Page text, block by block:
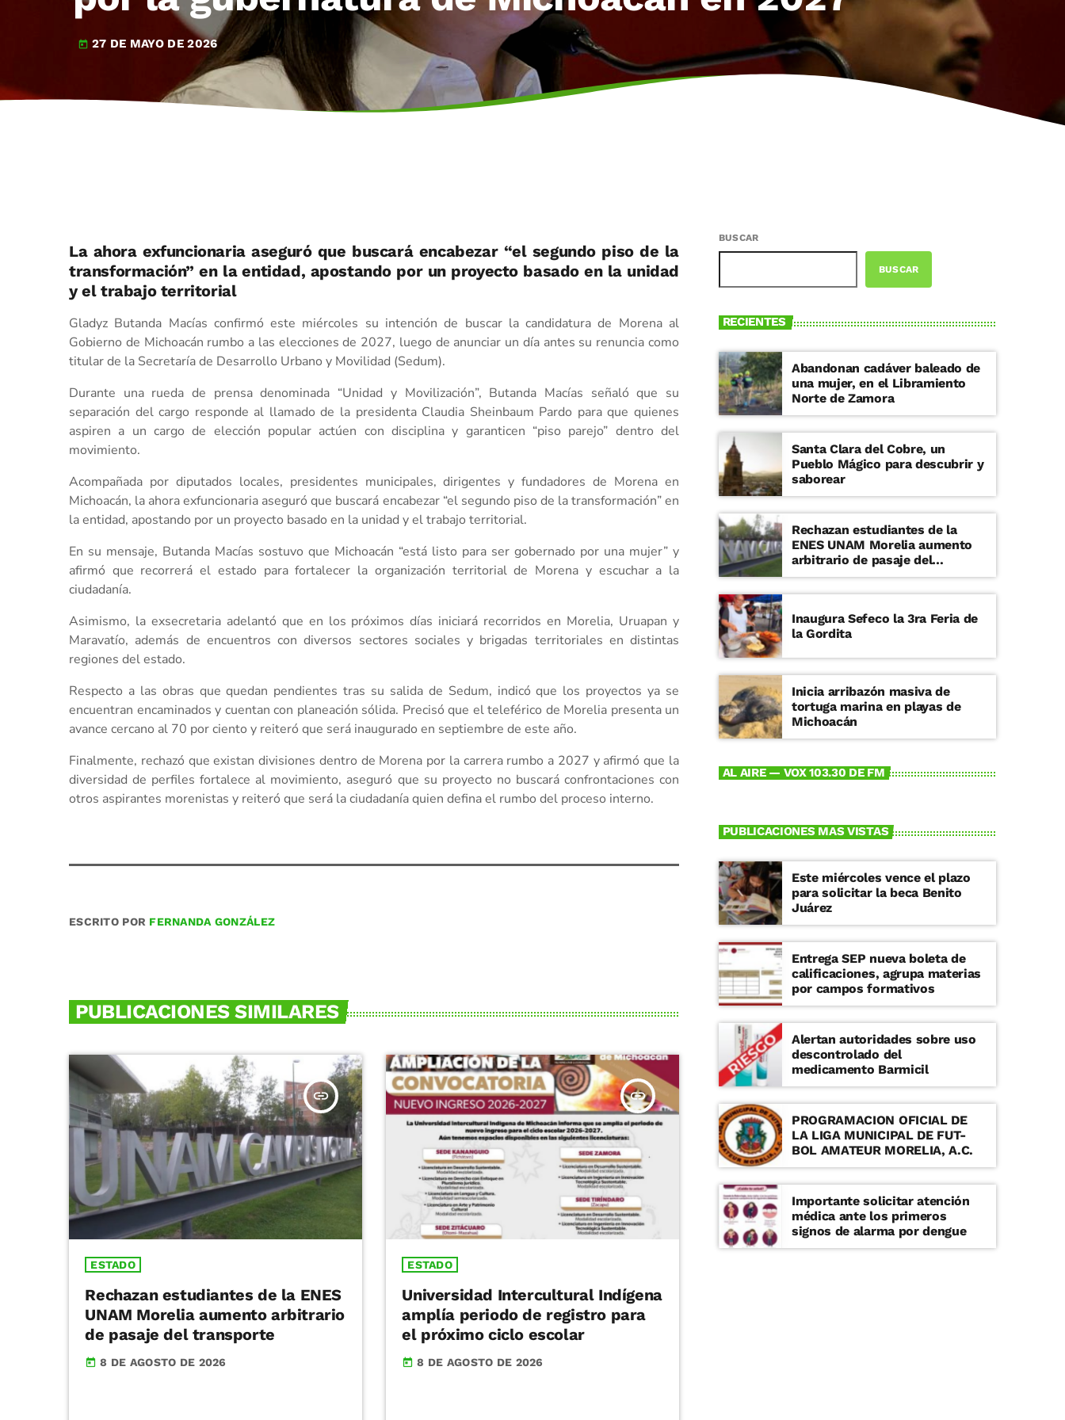
today 27 DE MAYO DE 2026
La ahora exfuncionaria aseguró que buscará encabezar “el segundo piso de la
transformación” en la entidad, apostando por un proyecto basado en la unidad
y el trabajo territorial
Gladyz Butanda Macías confirmó este miércoles su intención de buscar la candidatura de Morena al
Gobierno de Michoacán rumbo a las elecciones de 2027, luego de anunciar un día antes su renuncia como
titular de la Secretaría de Desarrollo Urbano y Movilidad (Sedum).
Durante una rueda de prensa denominada “Unidad y Movilización”, Butanda Macías señaló que su
separación del cargo responde al llamado de la presidenta Claudia Sheinbaum Pardo para que quienes
aspiren a un cargo de elección popular actúen con disciplina y garanticen “piso parejo” dentro del
movimiento.
Acompañada por diputados locales, presidentes municipales, dirigentes y fundadores de Morena en
Michoacán, la ahora exfuncionaria aseguró que buscará encabezar “el segundo piso de la transformación” en
la entidad, apostando por un proyecto basado en la unidad y el trabajo territorial.
En su mensaje, Butanda Macías sostuvo que Michoacán “está listo para ser gobernado por una mujer” y
afirmó que recorrerá el estado para fortalecer la organización territorial de Morena y escuchar a la
ciudadanía.
Asimismo, la exsecretaria adelantó que en los próximos días iniciará recorridos en Morelia, Uruapan y
Maravatío, además de encuentros con diversos sectores sociales y brigadas territoriales en distintas
regiones del estado.
Respecto a las obras que quedan pendientes tras su salida de Sedum, indicó que los proyectos ya se
encuentran encaminados y cuentan con planeación sólida. Precisó que el teleférico de Morelia presenta un
avance cercano al 70 por ciento y reiteró que será inaugurado en septiembre de este año.
Finalmente, rechazó que existan divisiones dentro de Morena por la carrera rumbo a 2027 y afirmó que la
diversidad de perfiles fortalece al movimiento, aseguró que su proyecto no buscará confrontaciones con
otros aspirantes morenistas y reiteró que será la ciudadanía quien defina el rumbo del proceso interno.
ESCRITO POR FERNANDA GONZÁLEZ
PUBLICACIONES SIMILARES
insert_link
ESTADO
Rechazan estudiantes de la ENES
UNAM Morelia aumento arbitrario
de pasaje del transporte
today 8 DE AGOSTO DE 2026
insert_link
ESTADO
Universidad Intercultural Indígena
amplía periodo de registro para
el próximo ciclo escolar
today 8 DE AGOSTO DE 2026
BUSCAR
BUSCAR
RECIENTES
Abandonan cadáver baleado de
una mujer, en el Libramiento
Norte de Zamora
Santa Clara del Cobre, un
Pueblo Mágico para descubrir y
saborear
Rechazan estudiantes de la
ENES UNAM Morelia aumento
arbitrario de pasaje del
transporte
Inaugura Sefeco la 3ra Feria de
la Gordita
Inicia arribazón masiva de
tortuga marina en playas de
Michoacán
AL AIRE — VOX 103.30 DE FM
PUBLICACIONES MAS VISTAS
Este miércoles vence el plazo
para solicitar la beca Benito
Juárez
Entrega SEP nueva boleta de
calificaciones, agrupa materias
por campos formativos
Alertan autoridades sobre uso
descontrolado del
medicamento Barmicil
PROGRAMACION OFICIAL DE
LA LIGA MUNICIPAL DE FUT-
BOL AMATEUR MORELIA, A.C.
Importante solicitar atención
médica ante los primeros
signos de alarma por dengue